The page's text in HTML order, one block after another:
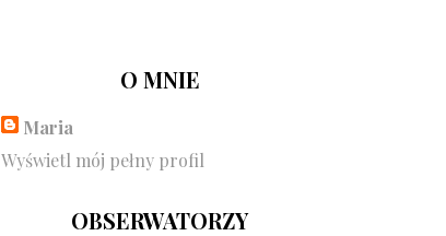
O MNIE
Maria
Wyświetl mój pełny profil
OBSERWATORZY